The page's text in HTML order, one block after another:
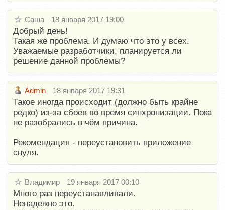
Саша 18 января 2017 19:00
Добрый день!
Такая же проблема. И думаю что это у всех.
Уважаемые разработчики, планируется ли
решение данной проблемы?
Admin 18 января 2017 19:31
Такое иногда происходит (должно быть крайне
редко) из-за сбоев во время синхронизации. Пока
не разобрались в чём причина.
Рекомендация - переустановить приложение
снуля.
Владимир 19 января 2017 00:10
Много раз переустанавливали.
Ненадежно это.